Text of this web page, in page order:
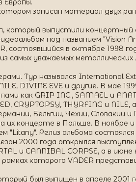
Европы.
записан материал двух
который выпустили концертный
под названием "Vision
состоявшийся в октябре 1998
самых уважаемых металлических
Тур назывался International
DIVINE EVE и другие. В мае
как GRIP INC., SAMAEL и
CRYPTOPSY, THYRFING и NILE,
Бельгии, Чехии, Словакии и
их концерте в Польше. В ноябре и
"Litany". Релиз альбома
2000 года открылся
и CANNIBAL CORPSE, а в июне
которого VADER
был выпущен в апреле 2001